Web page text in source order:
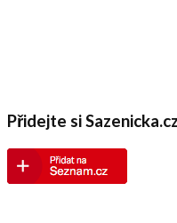
Přidejte si